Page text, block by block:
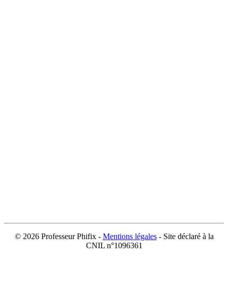
© 2026 Professeur Phifix - Mentions légales- Site déclaré à la
CNIL n°1096361